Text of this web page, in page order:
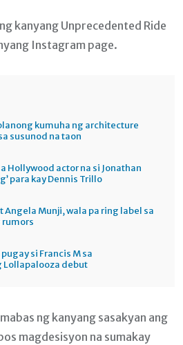
kanyang Unprecedented Ride
Instagram page.
kumuha ng architecture
susunod na taon
Hollywood actor na si Jonathan
para kay Dennis Trillo
Angela Munji, wala pa ring label sa
si Francis M sa
Lollapalooza debut
ng kanyang sasakyan ang
magdesisyon na sumakay